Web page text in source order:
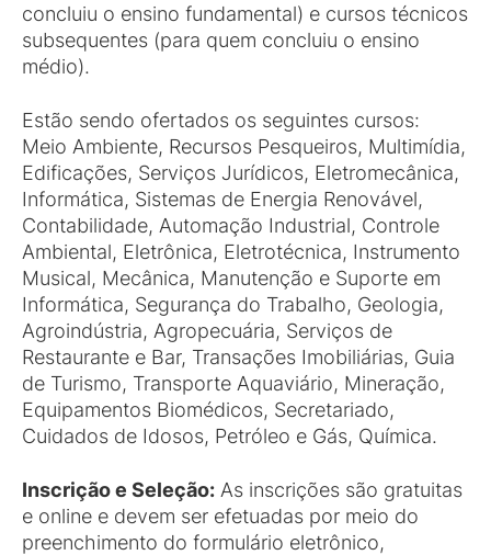
concluiu o ensino fundamental) e cursos técnicos
subsequentes (para quem concluiu o ensino
médio).
Estão sendo ofertados os seguintes cursos:
Meio Ambiente, Recursos Pesqueiros, Multimídia,
Edificações, Serviços Jurídicos, Eletromecânica,
Informática, Sistemas de Energia Renovável,
Contabilidade, Automação Industrial, Controle
Ambiental, Eletrônica, Eletrotécnica, Instrumento
Musical, Mecânica, Manutenção e Suporte em
Informática, Segurança do Trabalho, Geologia,
Agroindústria, Agropecuária, Serviços de
Restaurante e Bar, Transações Imobiliárias, Guia
de Turismo, Transporte Aquaviário, Mineração,
Equipamentos Biomédicos, Secretariado,
Cuidados de Idosos, Petróleo e Gás, Química.
Inscrição e Seleção: As inscrições são gratuitas
e online e devem ser efetuadas por meio do
preenchimento do formulário eletrônico,